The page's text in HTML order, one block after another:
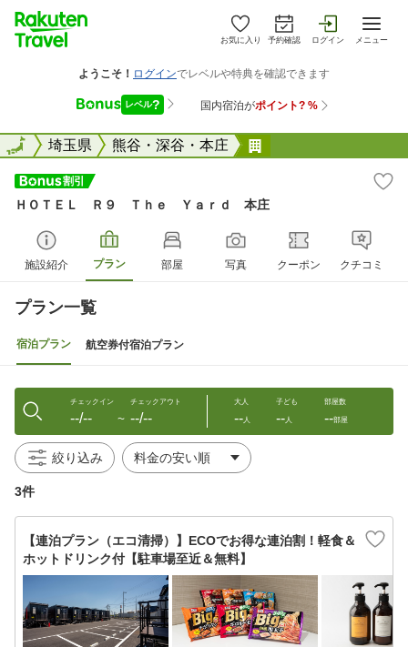
お気に入り 予約確認 ログイン メニュー
全国埼玉県 熊谷・深谷・本庄
全国
ＨＯＴＥＬ Ｒ９ Ｔｈｅ Ｙａｒｄ 本庄
施設紹介 プラン 部屋 写真 クーポン クチコミ
プラン一覧
宿泊プラン 航空券付宿泊プラン
チェックイン
--/-- 〜
チェックアウト
--/--
大人
--人
子ども
--人
部屋数
--部屋
絞り込み
3件
【連泊プラン（エコ清掃）】ECOでお得な連泊割！軽食＆
ホットドリンク付【駐車場至近＆無料】